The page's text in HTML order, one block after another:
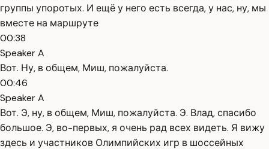
группы упоротых. И ещё у него есть всегда, у нас, ну, мы
вместе на маршруте
00:38
Speaker A
Вот. Ну, в общем, Миш, пожалуйста.
00:46
Speaker A
Вот. Э, ну, в общем, Миш, пожалуйста. Э. Влад, спасибо
большое. Э, во-первых, я очень рад всех видеть. Я вижу
здесь и участников Олимпийских игр в шоссейных